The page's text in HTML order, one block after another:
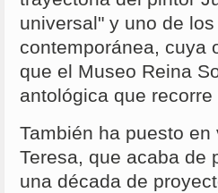
universal" y uno de
contemporánea, cuya
que el Museo Reina
antológica que
También ha puesto
Teresa, que acaba de
una década de